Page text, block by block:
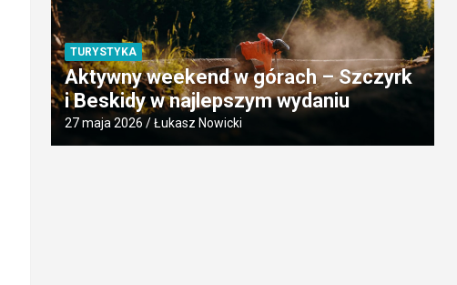
TURYSTYKA
Aktywny weekend w górach – Szczyrk
i Beskidy w najlepszym wydaniu
27 maja 2026 Łukasz Nowicki